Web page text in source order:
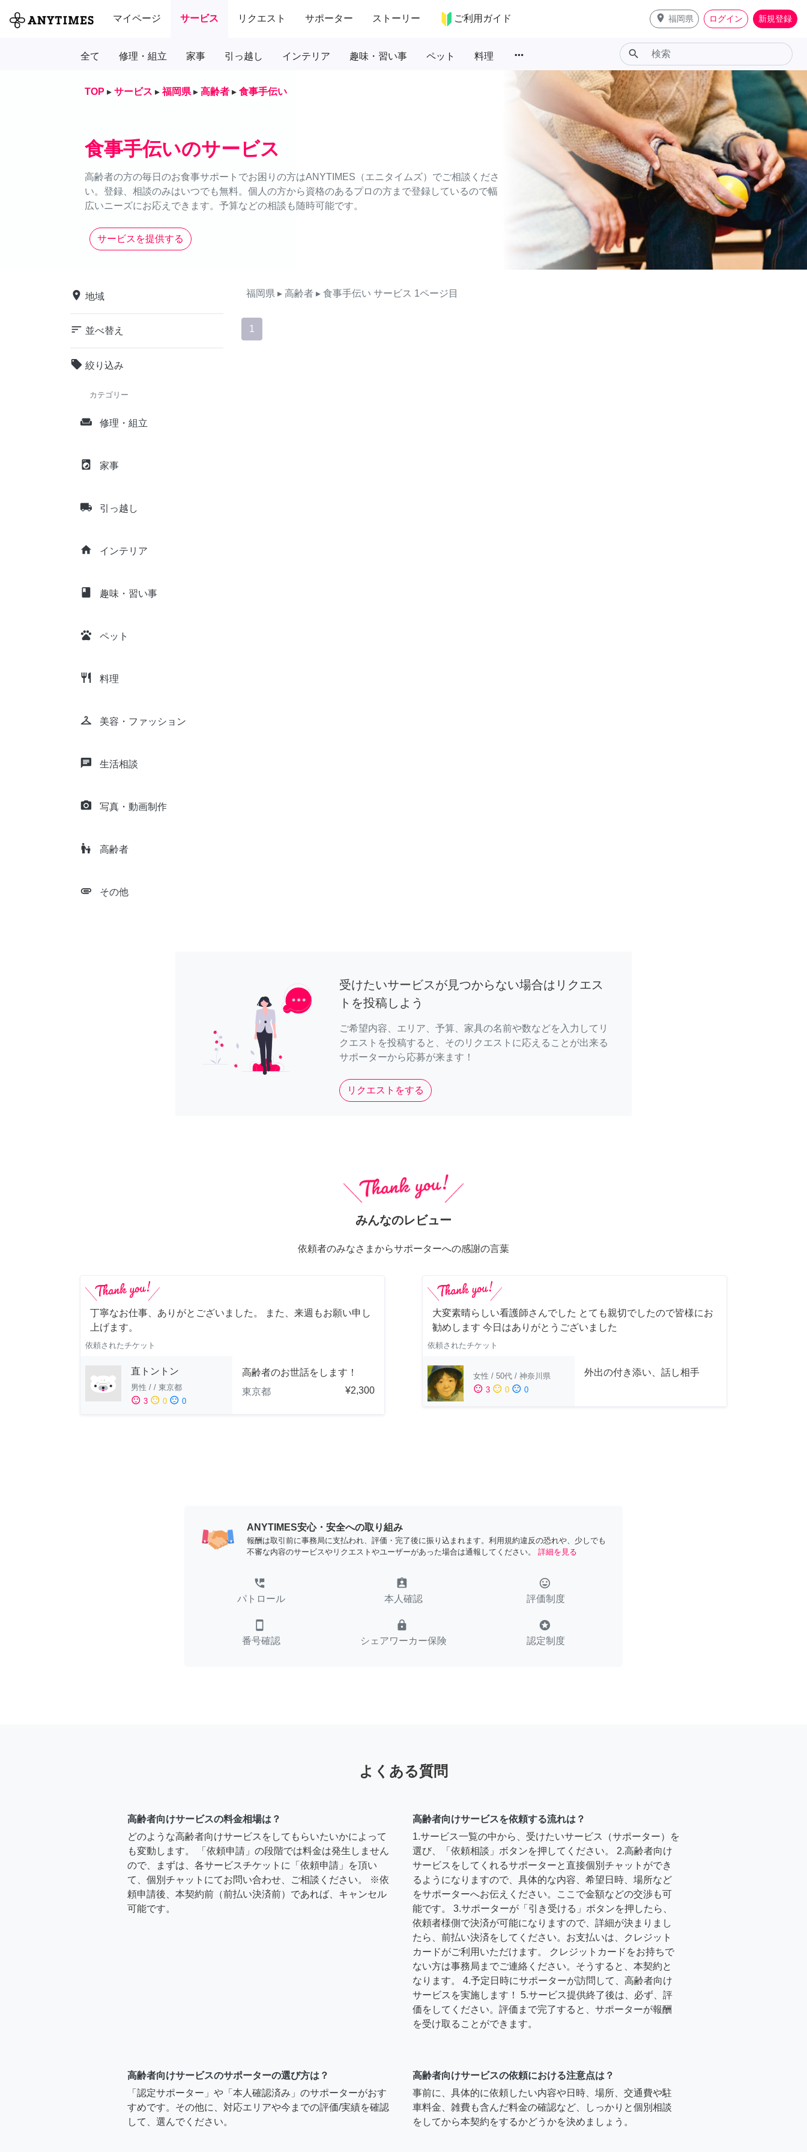
マイページ サービス リクエスト サポーター ストーリー ご利用ガイド place 福岡県 ログイン 新規登録
全て 修理・組立 家事 引っ越し インテリア 趣味・習い事 ペット 料理 more_horiz search
TOP ▸ サービス ▸ 福岡県 ▸ 高齢者 ▸ 食事手伝い
食事手伝いのサービス
高齢者の方の毎日のお食事サポートでお困りの方はANYTIMES（エニタイムズ）でご相談くださ
い。登録、相談のみはいつでも無料。個人の方から資格のあるプロの方まで登録しているので幅
広いニーズにお応えできます。予算などの相談も随時可能です。
サービスを提供する
place 地域
sort 並べ替え
local_offer 絞り込み
カテゴリー
weekend 修理・組立
local_laundry_service 家事
local_shipping 引っ越し
home インテリア
class 趣味・習い事
pets ペット
restaurant 料理
checkroom 美容・ファッション
chat 生活相談
camera_alt 写真・動画制作
escalator_warning 高齢者
attachment その他
福岡県 ▸ 高齢者 ▸ 食事手伝い サービス 1ページ目
1
受けたいサービスが見つからない場合はリクエス
トを投稿しよう
ご希望内容、エリア、予算、家具の名前や数などを入力してリ
クエストを投稿すると、そのリクエストに応えることが出来る
サポーターから応募が来ます！
リクエストをする
みんなのレビュー
依頼者のみなさまからサポーターへの感謝の言葉
丁寧なお仕事、ありがとございました。 また、来週もお願い申し
上げます。
依頼されたチケット
直トントン
男性 / / 東京都
sentiment_satisfied 3 sentiment_neutral 0 sentiment_dissatisfied 0
高齢者のお世話をします！
東京都
¥2,300
大変素晴らしい看護師さんでした とても親切でしたので皆様にお
勧めします 今日はありがとうございました
依頼されたチケット
女性 / 50代 / 神奈川県
sentiment_satisfied 3 sentiment_neutral 0 sentiment_dissatisfied 0
外出の付き添い、話し相手
ANYTIMES安心・安全への取り組み
報酬は取引前に事務局に支払われ、評価・完了後に振り込まれます。利用規約違反の恐れや、少しでも
不審な内容のサービスやリクエストやユーザーがあった場合は通報してください。
詳細を見る
perm_phone_msg
パトロール
assignment_ind
本人確認
tag_faces
評価制度
smartphone
番号確認
lock
シェアワーカー保険
stars
認定制度
よくある質問
高齢者向けサービスの料金相場は？
どのような高齢者向けサービスをしてもらいたいかによって
も変動します。 「依頼申請」の段階では料金は発生しません
ので、まずは、各サービスチケットに「依頼申請」を頂い
て、個別チャットにてお問い合わせ、ご相談ください。 ※依
頼申請後、本契約前（前払い決済前）であれば、キャンセル
可能です。
高齢者向けサービスを依頼する流れは？
1.サービス一覧の中から、受けたいサービス（サポーター）を
選び、「依頼相談」ボタンを押してください。 2.高齢者向け
サービスをしてくれるサポーターと直接個別チャットができ
るようになりますので、具体的な内容、希望日時、場所など
をサポーターへお伝えください。ここで金額などの交渉も可
能です。 3.サポーターが「引き受ける」ボタンを押したら、
依頼者様側で決済が可能になりますので、詳細が決まりまし
たら、前払い決済をしてください。お支払いは、クレジット
カードがご利用いただけます。 クレジットカードをお持ちで
ない方は事務局までご連絡ください。そうすると、本契約と
なります。 4.予定日時にサポーターが訪問して、高齢者向け
サービスを実施します！ 5.サービス提供終了後は、必ず、評
価をしてください。評価まで完了すると、サポーターが報酬
を受け取ることができます。
高齢者向けサービスのサポーターの選び方は？
「認定サポーター」や「本人確認済み」のサポーターがおす
すめです。その他に、対応エリアや今までの評価/実績を確認
して、選んでください。
高齢者向けサービスの依頼における注意点は？
事前に、具体的に依頼したい内容や日時、場所、交通費や駐
車料金、雑費も含んだ料金の確認など、しっかりと個別相談
をしてから本契約をするかどうかを決めましょう。